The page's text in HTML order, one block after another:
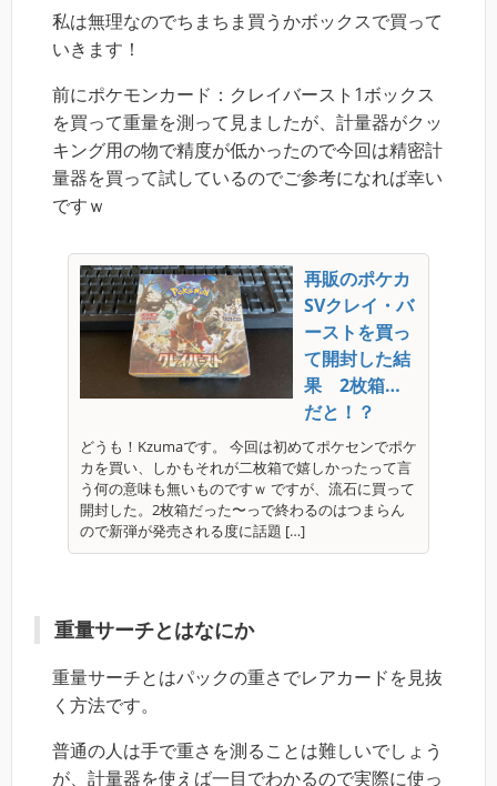
私は無理なのでちまちま買うかボックスで買って
いきます！
前にポケモンカード：クレイバースト1ボックス
を買って重量を測って見ましたが、計量器がクッ
キング用の物で精度が低かったので今回は精密計
量器を買って試しているのでご参考になれば幸い
ですｗ
再販のポケカ
SVクレイ・バ
ーストを買っ
て開封した結
果 2枚箱…
だと！？
どうも！Kzumaです。 今回は初めてポケセンでポケ
カを買い、しかもそれが二枚箱で嬉しかったって言
う何の意味も無いものですｗ ですが、流石に買って
開封した。2枚箱だった〜っで終わるのはつまらん
ので新弾が発売される度に話題 […]
重量サーチとはなにか
重量サーチとはパックの重さでレアカードを見抜
く方法です。
普通の人は手で重さを測ることは難しいでしょう
が、計量器を使えば一目でわかるので実際に使っ